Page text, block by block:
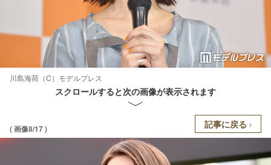
川島海荷（C）モデルプレス
スクロールすると次の画像が表示されます
( 画像8/17 ) 記事に戻る